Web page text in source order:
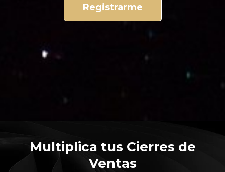
Registrarme
Multiplica tus Cierres de
Ventas